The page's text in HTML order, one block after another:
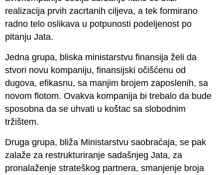
realizacija prvih zacrtanih ciljeva, a tek formirano
radno telo oslikava u potpunosti podeljenost po
pitanju Jata.
Jedna grupa, bliska ministarstvu finansija želi da
stvori novu kompaniju, finansijski očišćenu od
dugova, efikasnu, sa manjim brojem zaposlenih, sa
novom flotom. Ovakva kompanija bi trebalo da bude
sposobna da se uhvati u koštac sa slobodnim
tržištem.
Druga grupa, bliža Ministarstvu saobraćaja, se pak
zalaže za restrukturiranje sadašnjeg Jata, za
pronalaženje strateškog partnera, smanjenje broja